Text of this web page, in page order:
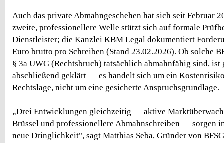
Auch das private Abmahngeschehen hat sich seit Februar
zweite, professionellere Welle stützt sich auf formale
Dienstleister; die Kanzlei KBM Legal dokumentiert
Euro brutto pro Schreiben (Stand 23.02.2026). Ob solche
§ 3a UWG (Rechtsbruch) tatsächlich abmahnfähig sind,
abschließend geklärt — es handelt sich um ein
Rechtslage, nicht um eine gesicherte Anspruchsgrundlage.
„Drei Entwicklungen gleichzeitig — aktive
Brüssel und professionellere Abmahnschreiben — sorgen
neue Dringlichkeit", sagt Matthias Seba, Gründer von